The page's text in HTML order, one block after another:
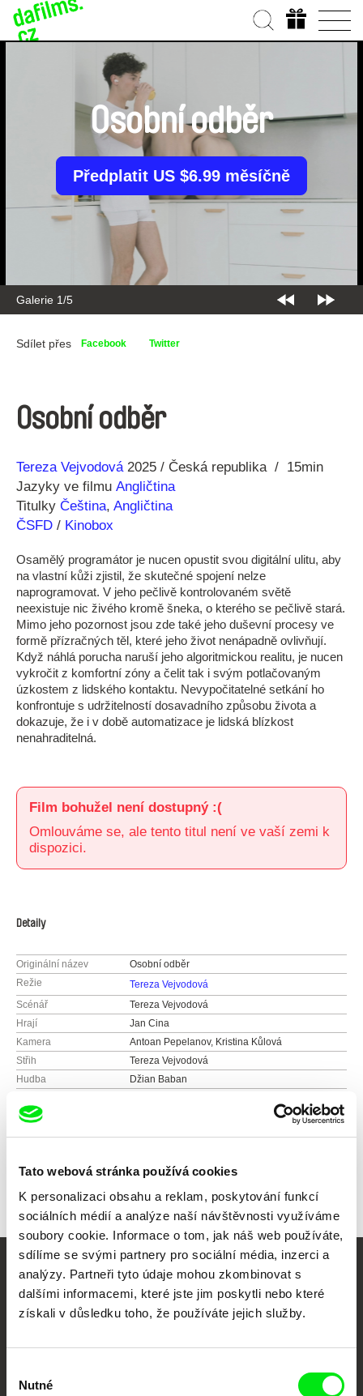
Tato webová stránka používá cookies
K personalizaci obsahu a reklam, poskytování funkcí
sociálních médií a analýze naší návštěvnosti využíváme
soubory cookie. Informace o tom, jak náš web používáte,
sdílíme se svými partnery pro sociální média, inzerci a
analýzy. Partneři tyto údaje mohou zkombinovat s
dalšími informacemi, které jste jim poskytli nebo které
získali v důsledku toho, že používáte jejich služby.
souhlasu
Nutné
Galerie 2/5
Osobní odběr
Předplatit US $6.99 měsíčně
Sdílet přes Facebook Twitter
Osobní odběr
Režie
Tereza Vejvodová
Rok 2025 Česká republika
15min
Jazyky ve filmu Angličtina
Titulky Čeština, Angličtina
ČSFD / Kinobox
Osamělý programátor je nucen opustit svou digitální ulitu, aby
na vlastní kůži zjistil, že skutečné spojení nelze
naprogramovat. V jeho pečlivě kontrolovaném světě
neexistuje nic živého kromě šneka, o kterého se pečlivě stará.
Mimo jeho pozornost jsou zde také jeho duševní procesy ve
formě přízračných těl, které jeho život nenápadně ovlivňují.
Když náhlá porucha naruší jeho algoritmickou realitu, je nucen
vykročit z komfortní zóny a čelit tak i svým potlačovaným
úzkostem z lidského kontaktu. Nevypočitatelné setkání ho
konfrontuje s udržitelností dosavadního způsobu života a
dokazuje, že i v době automatizace je lidská blízkost
nenahraditelná.
Film bohužel není dostupný :(
Omlouváme se, ale tento titul není ve vaší zemi k
dispozici.
Detaily
Originální název
Osobní odběr
Režie
Tereza Vejvodová
Scénář
Tereza Vejvodová
Hrají
Jan Cina
Kamera
Antoan Pepelanov, Kristina Kůlová
Střih
Tereza Vejvodová
Hudba
Džian Baban
Délka
Rok
2025
Barva
Barevný
Vaše online
dokumentární kino
Nové festivalové filmy